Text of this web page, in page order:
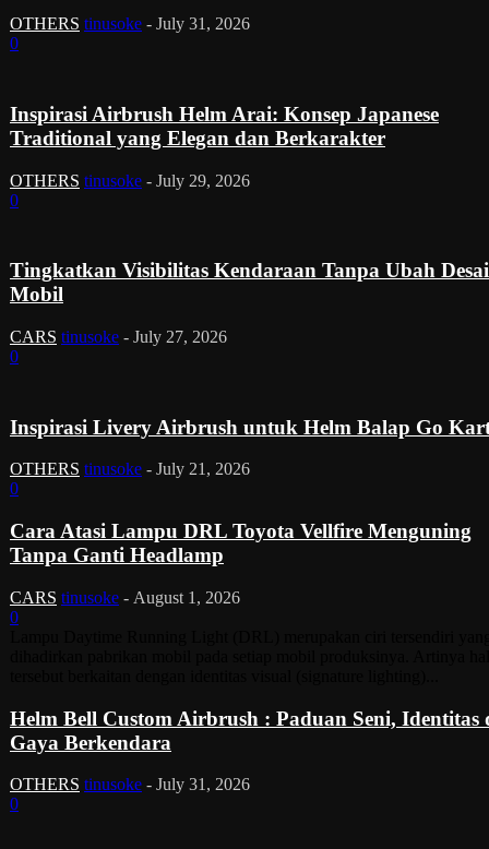
OTHERS tinusoke - July 31, 2026
0
Inspirasi Airbrush Helm Arai: Konsep Japanese
Traditional yang Elegan dan Berkarakter
OTHERS tinusoke - July 29, 2026
0
Tingkatkan Visibilitas Kendaraan Tanpa Ubah
Mobil
CARS tinusoke - July 27, 2026
0
Inspirasi Livery Airbrush untuk Helm Balap Go
OTHERS tinusoke - July 21, 2026
0
Cara Atasi Lampu DRL Toyota Vellfire Menguning
Tanpa Ganti Headlamp
CARS tinusoke - August 1, 2026
0
Helm Bell Custom Airbrush : Paduan Seni, Identitas
Gaya Berkendara
OTHERS tinusoke - July 31, 2026
0